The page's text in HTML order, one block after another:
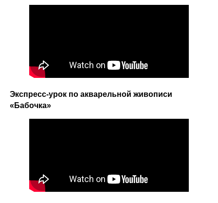
Экспресс-урок по акварельной живописи
«Бабочка»